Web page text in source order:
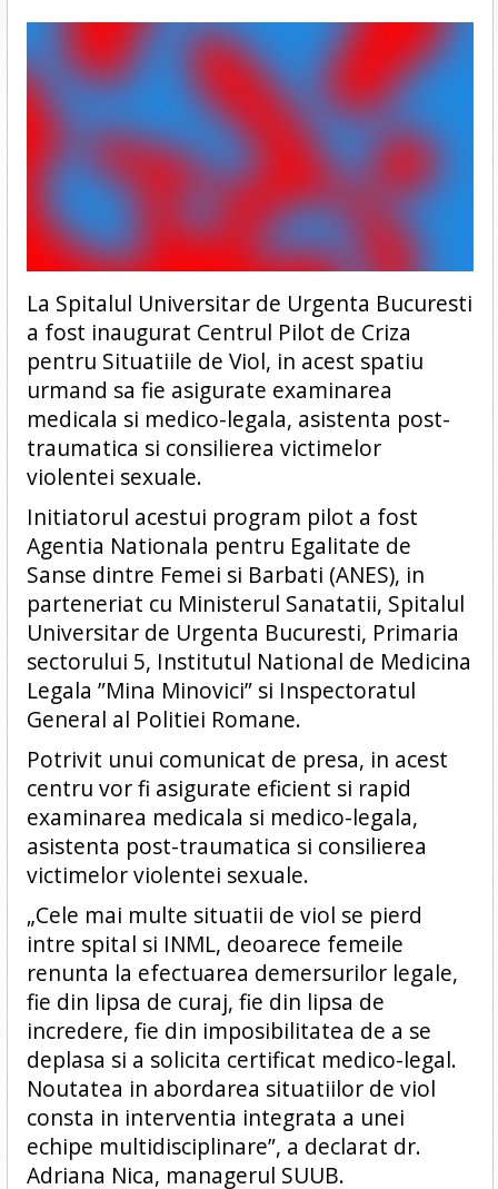
La Spitalul Universitar de Urgenta Bucuresti
a fost inaugurat Centrul Pilot de Criza
pentru Situatiile de Viol, in acest spatiu
urmand sa fie asigurate examinarea
medicala si medico-legala, asistenta post-
traumatica si consilierea victimelor
violentei sexuale.
Initiatorul acestui program pilot a fost
Agentia Nationala pentru Egalitate de
Sanse dintre Femei si Barbati (ANES), in
parteneriat cu Ministerul Sanatatii, Spitalul
Universitar de Urgenta Bucuresti, Primaria
sectorului 5, Institutul National de Medicina
Legala ”Mina Minovici” si Inspectoratul
General al Politiei Romane.
Potrivit unui comunicat de presa, in acest
centru vor fi asigurate eficient si rapid
examinarea medicala si medico-legala,
asistenta post-traumatica si consilierea
victimelor violentei sexuale.
„Cele mai multe situatii de viol se pierd
intre spital si INML, deoarece femeile
renunta la efectuarea demersurilor legale,
fie din lipsa de curaj, fie din lipsa de
incredere, fie din imposibilitatea de a se
deplasa si a solicita certificat medico-legal.
Noutatea in abordarea situatiilor de viol
consta in interventia integrata a unei
echipe multidisciplinare”, a declarat dr.
Adriana Nica, managerul SUUB.